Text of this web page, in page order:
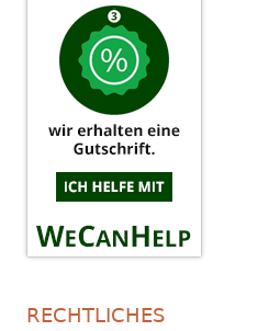
RECHTLICHES